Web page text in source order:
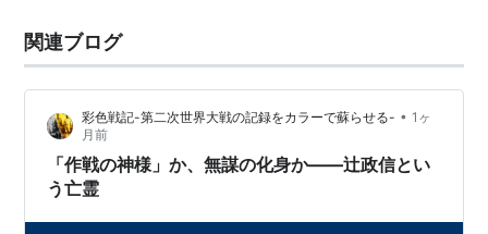
た。
戦後、シンガポールでの華僑虐殺事件をめぐり戦犯容疑
犯解除となる1950年まで逃避行。逃走中の記録「潜行
三千里」がベストセラーに。1952年に衆院選に地元石
川県から出馬しトップ当選。4期務めて参院議員に転身
したが、1961年に単身で潜入したラオス奥地で失跡し
関連ブログ
彩色戦記-第二次世界大戦の記録をカラーで蘇らせる- • 1ヶ
月前
「作戦の神様」か、無謀の化身か――辻政信とい
う亡霊